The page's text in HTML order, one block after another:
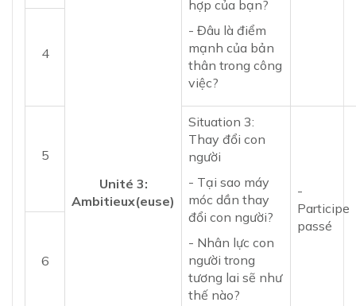
Unité 3:
Ambitieux(euse)
hợp của bạn?
- Đâu là điểm
mạnh của bản
thân trong công
việc?
4
5
Situation 3:
Thay đổi con
người
- Tại sao máy
móc dần thay
đổi con người?
- Nhân lực con
người trong
tương lai sẽ như
thế nào?
-
Participe
passé
6